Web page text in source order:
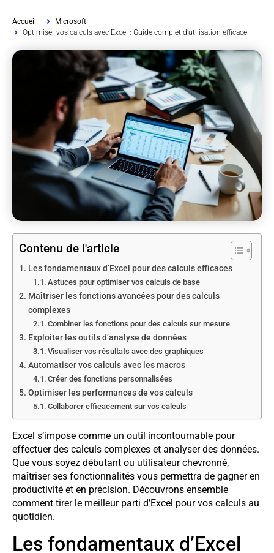
Accueil
Microsoft
Optimiser vos calculs avec Excel : Guide complet d’utilisation efficace
Contenu de l'article
Les fondamentaux d’Excel pour des calculs efficaces
Astuces pour optimiser vos calculs de base
Maîtriser les fonctions avancées pour des calculs
complexes
Combiner les fonctions pour des calculs sur mesure
Exploiter les outils d’analyse de données
Visualiser vos résultats avec des graphiques
Automatiser vos calculs avec les macros
Créer des fonctions personnalisées
Optimiser les performances de vos calculs
Collaborer efficacement sur vos calculs
Excel s’impose comme un outil incontournable pour
effectuer des calculs complexes et analyser des données.
Que vous soyez débutant ou utilisateur chevronné,
maîtriser ses fonctionnalités vous permettra de gagner en
productivité et en précision. Découvrons ensemble
comment tirer le meilleur parti d’Excel pour vos calculs au
quotidien.
Les fondamentaux d’Excel